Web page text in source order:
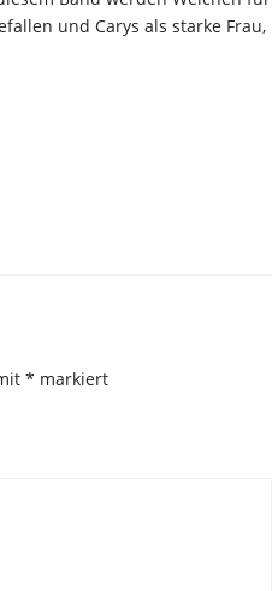
und Carys als starke Frau,
* markiert